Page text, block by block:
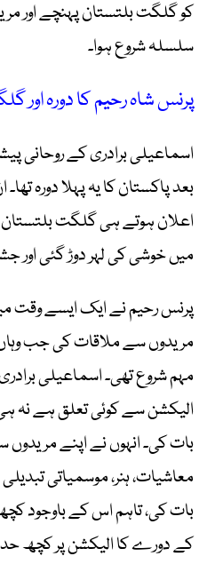
کو گلگت بلتستان پہنچے اور
سلسلہ شروع ہوا۔
پرنس شاہ رحیم کا دورہ اور
اسماعیلی برادری کے روحانی
بعد پاکستان کا یہ پہلا دورہ
اعلان ہوتے ہی گلگت بلتستان
میں خوشی کی لہر دوڑ گئی اور
پرنس رحیم نے ایک ایسے وقت
مریدوں سے ملاقات کی جب وہاں
مہم شروع تھی۔ اسماعیلی
الیکشن سے کوئی تعلق ہے نہ
بات کی۔ انہوں نے اپنے
معاشیات، ہنر، موسمیاتی
بات کی، تاہم اس کے باوجود
کے دورے کا الیکشن پر کچھ حد